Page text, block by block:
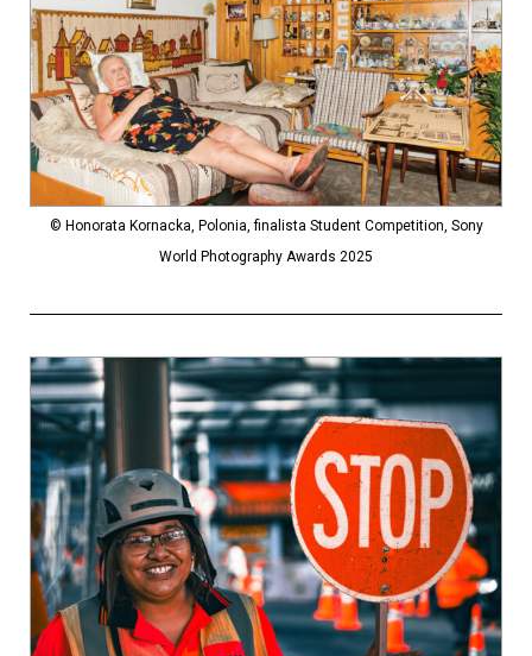
© Honorata Kornacka, Polonia, finalista Student Competition, Sony
World Photography Awards 2025